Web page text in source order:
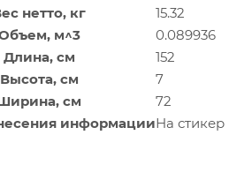
нетто, кг
15.32
м^3
0.089936
Длина, см
152
Высота, см
7
см
72
информацииНа стикер